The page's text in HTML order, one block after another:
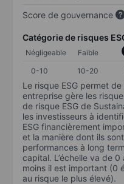
Score de gouvernance
Catégorie de risques
Négligeable Faible
0-10
10-20
Le risque ESG permet
entreprise gère les
de risque ESG de
les investisseurs à
ESG financièrement
et la manière dont ils
performances à long
capital. L’échelle va de
moins il est important (0
au risque le plus élevé).